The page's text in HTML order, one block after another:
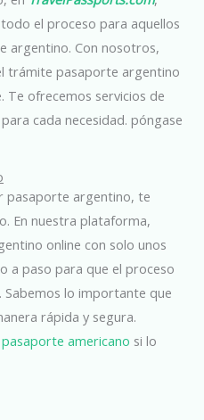
el proceso para aquellos
argentino. Con nosotros,
trámite pasaporte argentino
Te ofrecemos servicios de
cada necesidad. póngase
pasaporte argentino, te
En nuestra plataforma,
online con solo unos
a paso para que el proceso
Sabemos lo importante que
rápida y segura.
pasaporte americano si lo